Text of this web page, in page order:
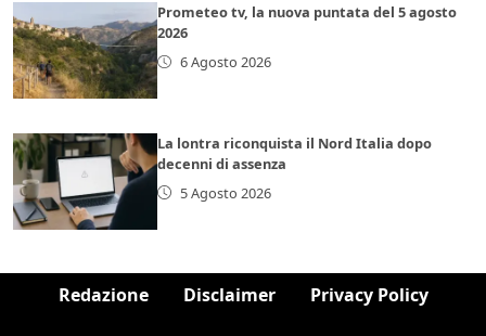
Prometeo tv, la nuova puntata del 5 agosto
2026
6 Agosto 2026
La lontra riconquista il Nord Italia dopo
decenni di assenza
5 Agosto 2026
Redazione Disclaimer Privacy Policy